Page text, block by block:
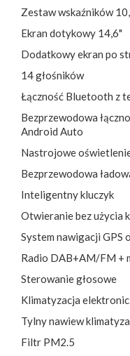
Zestaw wskaźników
Ekran dotykowy 14,6"
Dodatkowy ekran po
14 głośników
Łączność Bluetooth z
Bezprzewodowa
Android Auto
Nastrojowe
Bezprzewodowa
Inteligentny kluczyk
Otwieranie bez użycia
System nawigacji GPS
Radio DAB+AM/FM +
Sterowanie głosowe
Klimatyzacja
Tylny nawiew
Filtr PM2.5